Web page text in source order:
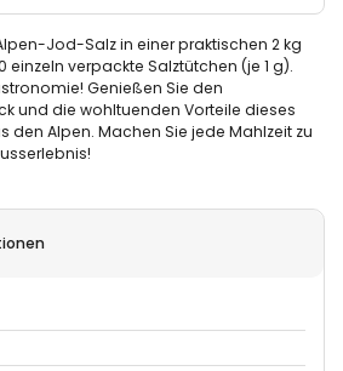
Jod-Salz in einer praktischen 2 kg
einzeln verpackte Salztütchen (je 1 g).
Genießen Sie den
und die wohltuenden Vorteile dieses
den Alpen. Machen Sie jede Mahlzeit zu